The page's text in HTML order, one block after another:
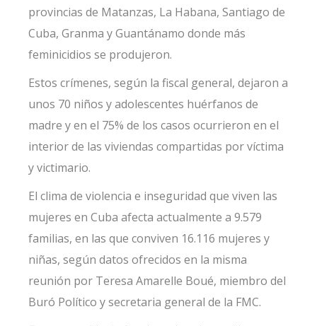
provincias de Matanzas, La Habana, Santiago de
Cuba, Granma y Guantánamo donde más
feminicidios se produjeron.
Estos crímenes, según la fiscal general, dejaron a
unos 70 niños y adolescentes huérfanos de
madre y en el 75% de los casos ocurrieron en el
interior de las viviendas compartidas por víctima
y victimario.
El clima de violencia e inseguridad que viven las
mujeres en Cuba afecta actualmente a 9.579
familias, en las que conviven 16.116 mujeres y
niñas, según datos ofrecidos en la misma
reunión por Teresa Amarelle Boué, miembro del
Buró Político y secretaria general de la FMC.